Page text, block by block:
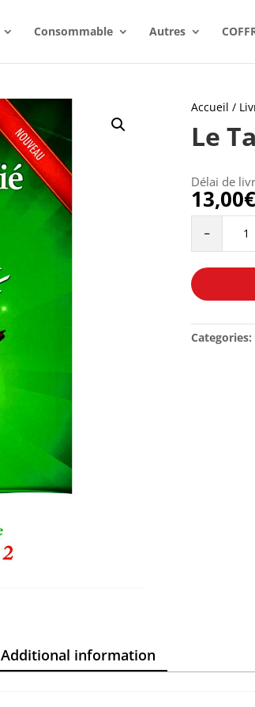
Consommable Autres
Accueil /
Le
Délai de
13,00€
-
quantity
Categories:
Additional information